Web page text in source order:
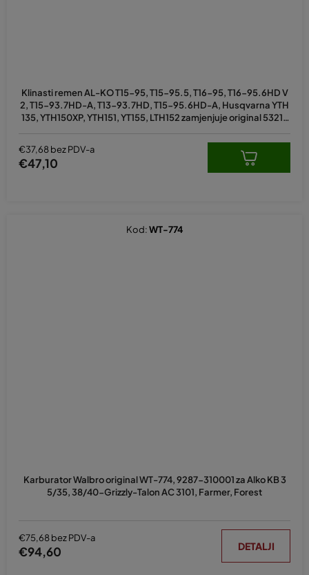
Klinasti remen AL-KO T15-95, T15-95.5, T16-95, T16-95.6HD V
2, T15-93.7HD-A, T13-93.7HD, T15-95.6HD-A, Husqvarna YTH
135, YTH150XP, YTH151, YT155, LTH152 zamjenjuje original 53218
€37,68 bez PDV-a
€47,10
Karburator Walbro original WT-774, 9287-310001 za Alko KB 3
5/35, 38/40-Grizzly-Talon AC 3101, Farmer, Forest
€75,68 bez PDV-a
€94,60 DETALJI
Kod:WT-774